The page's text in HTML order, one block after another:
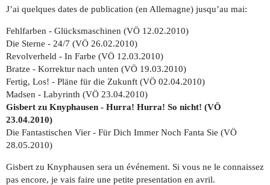
J’ai quelques dates de publication (en Allemagne) jusqu’au mai:
Fehlfarben - Glücksmaschinen (VÖ 12.02.2010)
Die Sterne - 24/7 (VÖ 26.02.2010)
Revolverheld - In Farbe (VÖ 12.03.2010)
Bratze - Korrektur nach unten (VÖ 19.03.2010)
Fertig, Los! - Pläne für die Zukunft (VÖ 02.04.2010)
Madsen - Labyrinth (VÖ 23.04.2010)
Gisbert zu Knyphausen - Hurra! Hurra! So nicht! (VÖ
23.04.2010)
Die Fantastischen Vier - Für Dich Immer Noch Fanta Sie (VÖ
28.05.2010)
Gisbert zu Knyphausen sera un événement. Si vous ne le connaissez
pas encore, je vais faire une petite presentation en avril.